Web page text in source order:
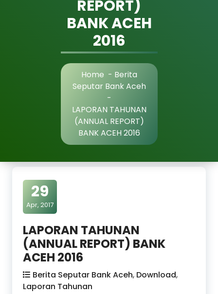
REPORT)
BANK ACEH
2016
Home - Berita
Seputar Bank Aceh
-
LAPORAN TAHUNAN
(ANNUAL REPORT)
BANK ACEH 2016
29
Apr, 2017
LAPORAN TAHUNAN
(ANNUAL REPORT) BANK
ACEH 2016
Berita Seputar Bank Aceh, Download,
Laporan Tahunan